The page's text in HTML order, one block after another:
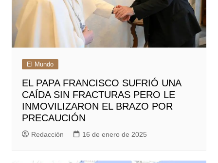
El Mundo
EL PAPA FRANCISCO SUFRIÓ UNA
CAÍDA SIN FRACTURAS PERO LE
INMOVILIZARON EL BRAZO POR
PRECAUCIÓN
Redacción 16 de enero de 2025